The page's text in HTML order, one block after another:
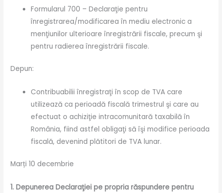
Formularul 700 – Declaraţie pentru
înregistrarea/modificarea în mediu electronic a
menţiunilor ulterioare înregistrării fiscale, precum şi
pentru radierea înregistrării fiscale.
Depun:
Contribuabilii înregistraţi în scop de TVA care
utilizează ca perioadă fiscală trimestrul şi care au
efectuat o achiziţie intracomunitară taxabilă în
România, fiind astfel obligaţi să îşi modifice perioada
fiscală, devenind plătitori de TVA lunar.
Marți 10 decembrie
1. Depunerea Declaraţiei pe propria răspundere pentru